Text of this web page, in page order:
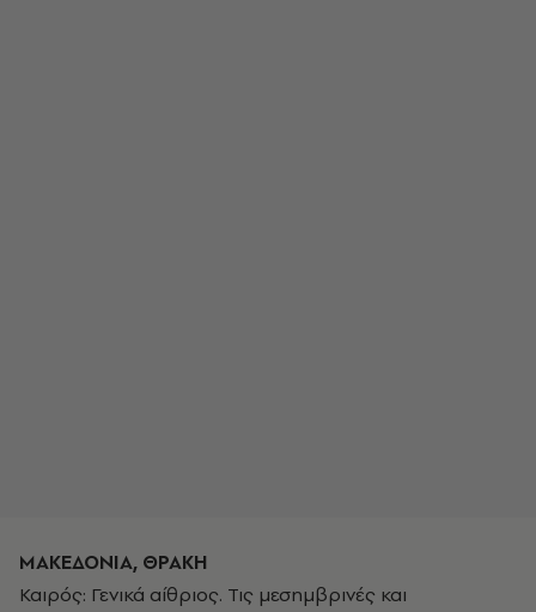
ΜΑΚΕΔΟΝΙΑ, ΘΡΑΚΗ
Καιρός: Γενικά αίθριος. Τις μεσημβρινές και